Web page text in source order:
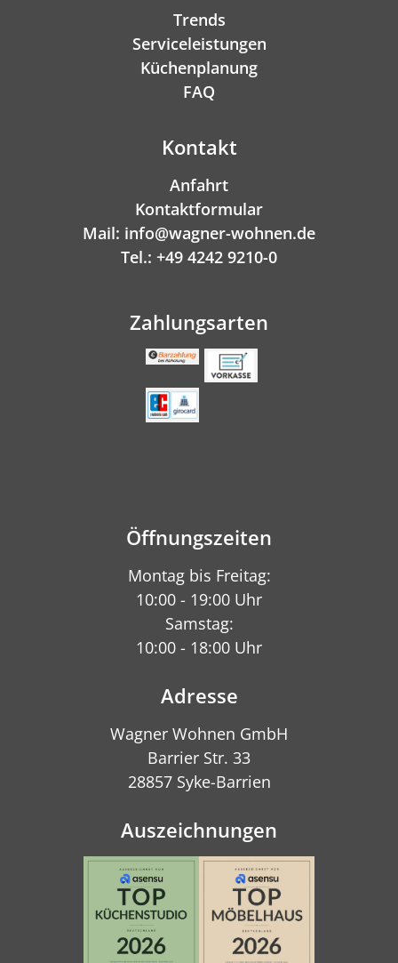
Trends
Serviceleistungen
Küchenplanung
FAQ
Kontakt
Anfahrt
Kontaktformular
Mail: info@wagner-wohnen.de
Tel.: +49 4242 9210-0
Zahlungsarten
Öffnungszeiten
Montag bis Freitag:
10:00 - 19:00 Uhr
Samstag:
10:00 - 18:00 Uhr
Adresse
Wagner Wohnen GmbH
Barrier Str. 33
28857 Syke-Barrien
Auszeichnungen